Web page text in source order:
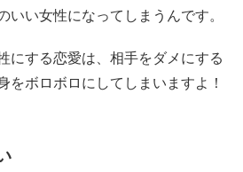
いい女性になってしまうんです。
にする恋愛は、相手をダメにする
をボロボロにしてしまいますよ！